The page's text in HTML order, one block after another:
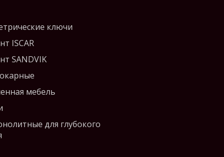
ключи
ISCAR
SANDVIK
мебель
для глубокого